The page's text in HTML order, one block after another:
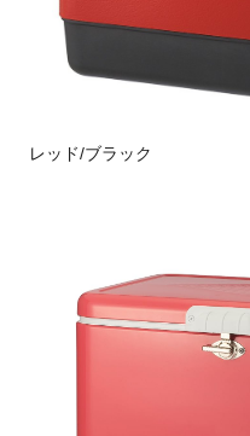
レッド/ブラック